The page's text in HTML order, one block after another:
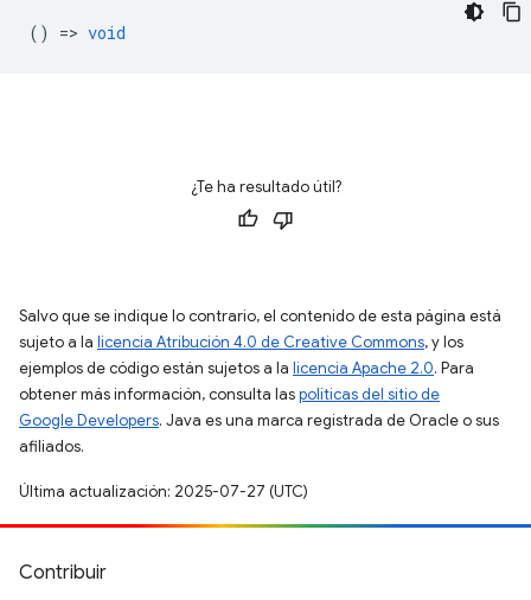
() => void
¿Te ha resultado útil?
Salvo que se indique lo contrario, el contenido de esta página está
sujeto a la licencia Atribución 4.0 de Creative Commons, y los
ejemplos de código están sujetos a la licencia Apache 2.0. Para
obtener más información, consulta laspolíticas del sitio de
Google Developers. Java es una marca registrada de Oracle o sus
afiliados.
Última actualización: 2025-07-27 (UTC)
Contribuir